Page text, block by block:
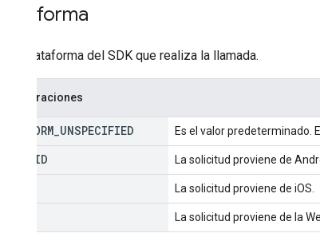
Plataforma
Es la plataforma del SDK que realiza la llamada.
Enumeraciones
PLATFORM UNSPECIFIED Es el valor predeterminado.
ANDROID La solicitud proviene de
La solicitud proviene de iOS.
La solicitud proviene de la